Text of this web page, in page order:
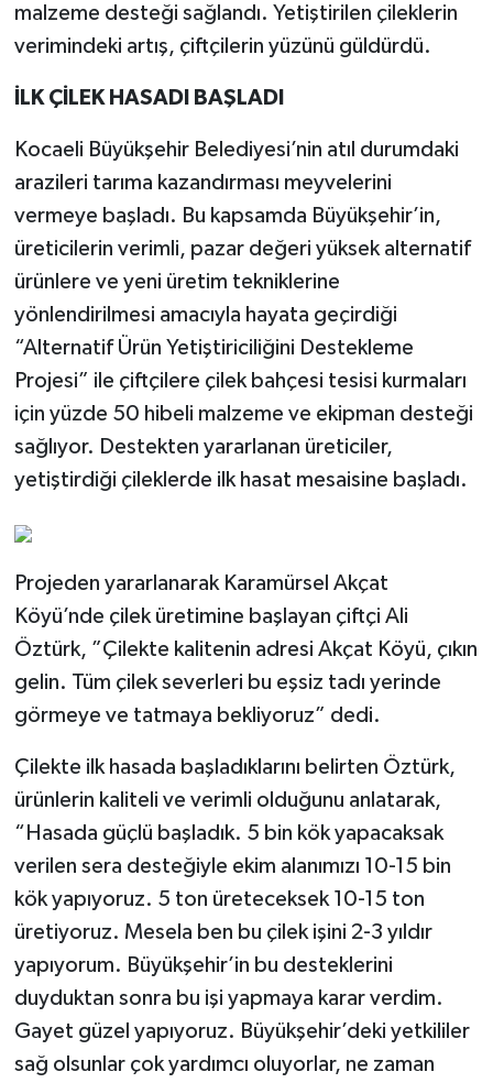
malzeme desteği sağlandı. Yetiştirilen çileklerin
verimindeki artış, çiftçilerin yüzünü güldürdü.
İLK ÇİLEK HASADI BAŞLADI
Kocaeli Büyükşehir Belediyesi’nin atıl durumdaki
arazileri tarıma kazandırması meyvelerini
vermeye başladı. Bu kapsamda Büyükşehir’in,
üreticilerin verimli, pazar değeri yüksek alternatif
ürünlere ve yeni üretim tekniklerine
yönlendirilmesi amacıyla hayata geçirdiği
“Alternatif Ürün Yetiştiriciliğini Destekleme
Projesi” ile çiftçilere çilek bahçesi tesisi kurmaları
için yüzde 50 hibeli malzeme ve ekipman desteği
sağlıyor. Destekten yararlanan üreticiler,
yetiştirdiği çileklerde ilk hasat mesaisine başladı.
Projeden yararlanarak Karamürsel Akçat
Köyü’nde çilek üretimine başlayan çiftçi Ali
Öztürk, ”Çilekte kalitenin adresi Akçat Köyü, çıkın
gelin. Tüm çilek severleri bu eşsiz tadı yerinde
görmeye ve tatmaya bekliyoruz” dedi.
Çilekte ilk hasada başladıklarını belirten Öztürk,
ürünlerin kaliteli ve verimli olduğunu anlatarak,
“Hasada güçlü başladık. 5 bin kök yapacaksak
verilen sera desteğiyle ekim alanımızı 10-15 bin
kök yapıyoruz. 5 ton üreteceksek 10-15 ton
üretiyoruz. Mesela ben bu çilek işini 2-3 yıldır
yapıyorum. Büyükşehir’in bu desteklerini
duyduktan sonra bu işi yapmaya karar verdim.
Gayet güzel yapıyoruz. Büyükşehir’deki yetkililer
sağ olsunlar çok yardımcı oluyorlar, ne zaman